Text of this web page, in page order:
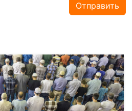
Отправить